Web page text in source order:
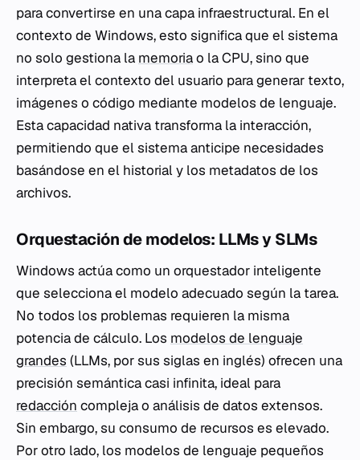
para convertirse en una capa infraestructural. En el
contexto de Windows, esto significa que el sistema
no solo gestiona la memoriao la CPU, sino que
interpreta el contexto del usuario para generar texto,
imágenes o código mediante modelos de lenguaje.
Esta capacidad nativa transforma la interacción,
permitiendo que el sistema anticipe necesidades
basándose en el historial y los metadatos de los
archivos.
Orquestación de modelos: LLMs y SLMs
Windows actúa como un orquestador inteligente
que selecciona el modelo adecuado según la tarea.
No todos los problemas requieren la misma
potencia de cálculo. Los modelos de lenguaje
grandes (LLMs, por sus siglas en inglés) ofrecen una
precisión semántica casi infinita, ideal para
redacción compleja o análisis de datos extensos.
Sin embargo, su consumo de recursos es elevado.
Por otro lado, los modelos de lenguaje pequeños